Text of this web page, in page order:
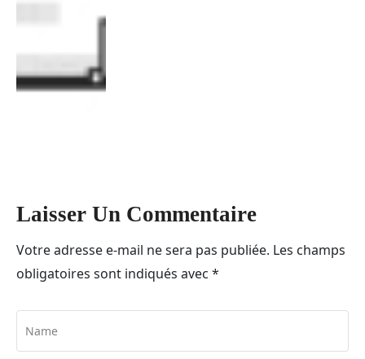
Laisser Un Commentaire
Votre adresse e-mail ne sera pas publiée. Les champs
obligatoires sont indiqués avec *